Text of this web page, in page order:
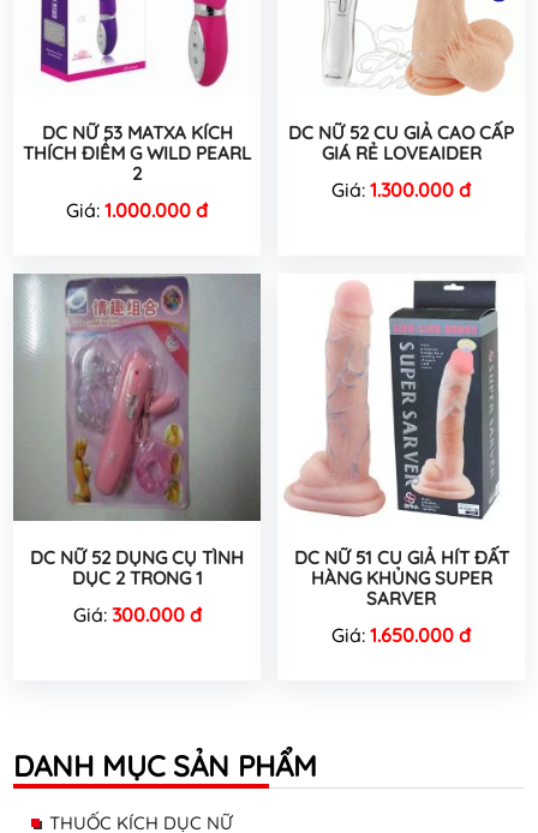
DC NỮ 53 MATXA KÍCH
THÍCH ĐIỂM G WILD PEARL
2
Giá: 1.000.000 đ
DC NỮ 52 CU GIẢ CAO CẤP
GIÁ RẺ LOVEAIDER
Giá: 1.300.000 đ
DC NỮ 52 DỤNG CỤ TÌNH
DỤC 2 TRONG 1
Giá: 300.000 đ
DC NỮ 51 CU GIẢ HÍT ĐẤT
HÀNG KHỦNG SUPER
SARVER
Giá: 1.650.000 đ
DANH MỤC SẢN PHẨM
THUỐC KÍCH DỤC NỮ